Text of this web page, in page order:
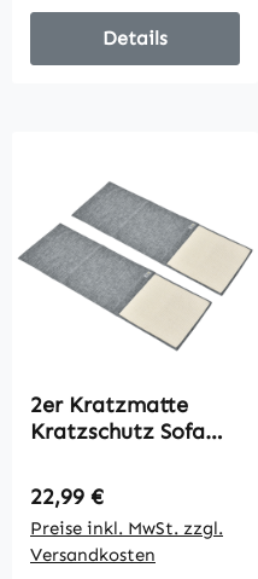
Details
2er Kratzmatte
Kratzschutz Sofa
für Katze Sessel
Couch
Katzenkratzmatte
Grau 130 x 45 x 0,3
Regulärer Preis:
22,99 €
Preise inkl. MwSt. zzgl.
Versandkosten